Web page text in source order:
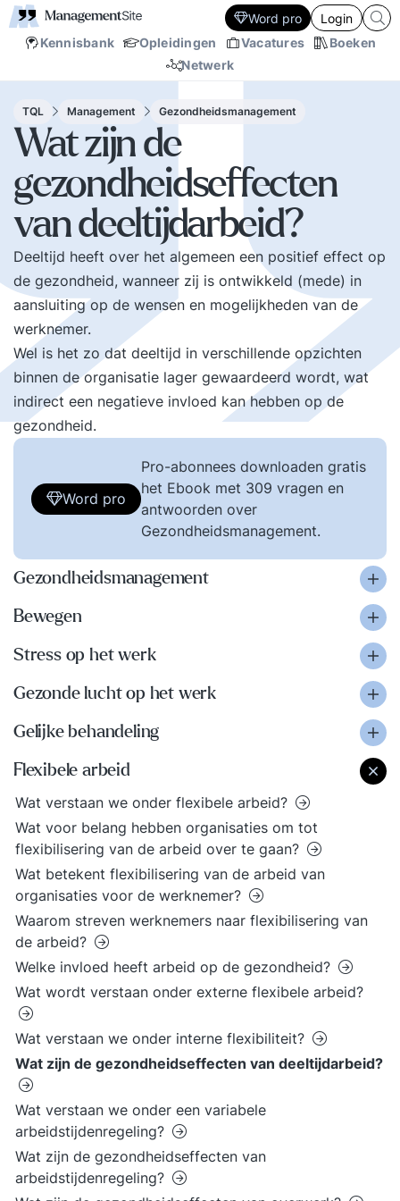
Kennisbank Opleidingen Vacatures
Boeken
Netwerk
Word pro Login
TQL Management Gezondheidsmanagement
Wat zijn de
gezondheidseffecten
van deeltijdarbeid?
Deeltijd heeft over het algemeen een positief effect op
de gezondheid, wanneer zij is ontwikkeld (mede) in
aansluiting op de wensen en mogelijkheden van de
werknemer.
Wel is het zo dat deeltijd in verschillende opzichten
binnen de organisatie lager gewaardeerd wordt, wat
indirect een negatieve invloed kan hebben op de
gezondheid.
Word pro
Pro-abonnees downloaden gratis
het Ebook met 309 vragen en
antwoorden over
Gezondheidsmanagement.
Gezondheidsmanagement
Bewegen
Stress op het werk
Gezonde lucht op het werk
Gelijke behandeling
Flexibele arbeid
Wat verstaan we onder flexibele arbeid?
Wat voor belang hebben organisaties om tot
flexibilisering van de arbeid over te gaan?
Wat betekent flexibilisering van de arbeid van
organisaties voor de werknemer?
Waarom streven werknemers naar flexibilisering van
de arbeid?
Welke invloed heeft arbeid op de gezondheid?
Wat wordt verstaan onder externe flexibele arbeid?
Wat verstaan we onder interne flexibiliteit?
Wat zijn de gezondheidseffecten van deeltijdarbeid?
Wat verstaan we onder een variabele
arbeidstijdenregeling?
Wat zijn de gezondheidseffecten van
arbeidstijdenregeling?